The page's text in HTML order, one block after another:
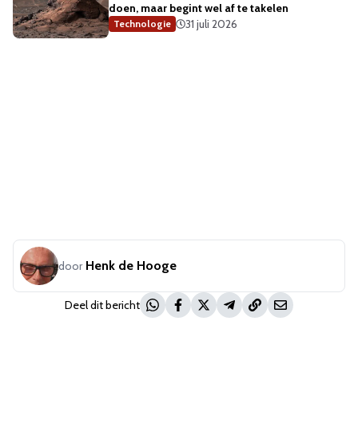
doen, maar begint wel af te takelen
Technologie 31 juli 2026
door Henk de Hooge
Deel dit bericht